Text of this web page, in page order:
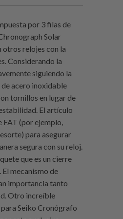
por 3 filas de
Solar
otros relojes con la
Considerando la
siguiendo la
de acero inoxidable
tornillos en lugar de
El artículo
FAT (por ejemplo,
para asegurar
segura con su reloj.
que es un cierre
mecanismo de
importancia tanto
Otro increíble
Seiko Cronógrafo